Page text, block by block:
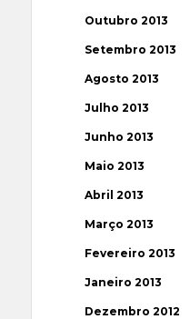
Outubro 2013
Setembro 2013
Agosto 2013
Julho 2013
Junho 2013
Maio 2013
Abril 2013
Março 2013
Fevereiro 2013
Janeiro 2013
Dezembro 2012